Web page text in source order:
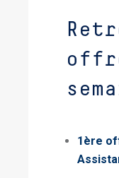
1ère